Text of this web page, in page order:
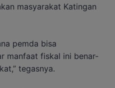
masyarakat Katingan
pemda bisa
manfaat fiskal ini benar-
tegasnya.